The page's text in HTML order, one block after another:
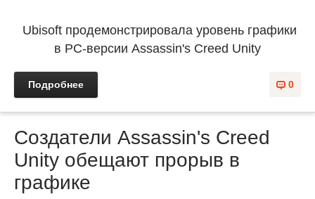
Ubisoft продемонстрировала уровень графики
в PC-версии Assassin's Creed Unity
0
Подробнее
Создатели Assassin's Creed
Unity обещают прорыв в
графике